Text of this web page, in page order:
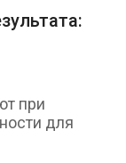
при
для